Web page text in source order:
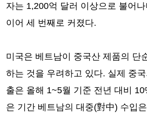
자는 1,200억 달러 이상으로 불어
이어 세 번째로 커졌다.
미국은 베트남이 중국산 제품의 단
하는 것을 우려하고 있다. 실제 중
출은 올해 1~5월 기준 전년 대비
은 기간 베트남의 대중(對中) 수입